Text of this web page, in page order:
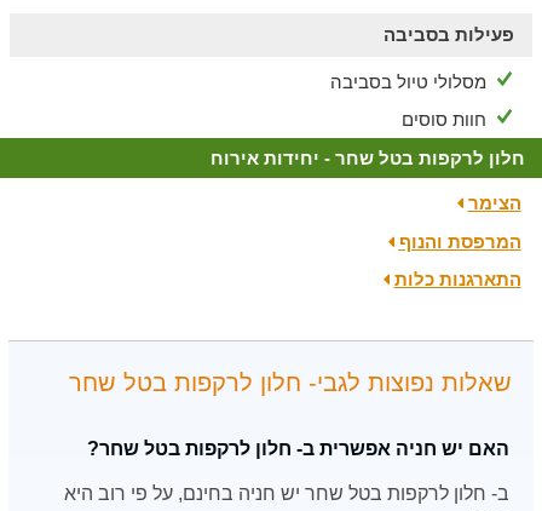
פעילות בסביבה
מסלולי טיול בסביבה
חוות סוסים
חלון לרקפות בטל שחר - יחידות אירוח
הצימר
המרפסת והנוף
התארגנות כלות
שאלות נפוצות לגבי- חלון לרקפות בטל שחר
האם יש חניה אפשרית ב- חלון לרקפות בטל שחר?
ב- חלון לרקפות בטל שחר יש חניה בחינם, על פי רוב היא